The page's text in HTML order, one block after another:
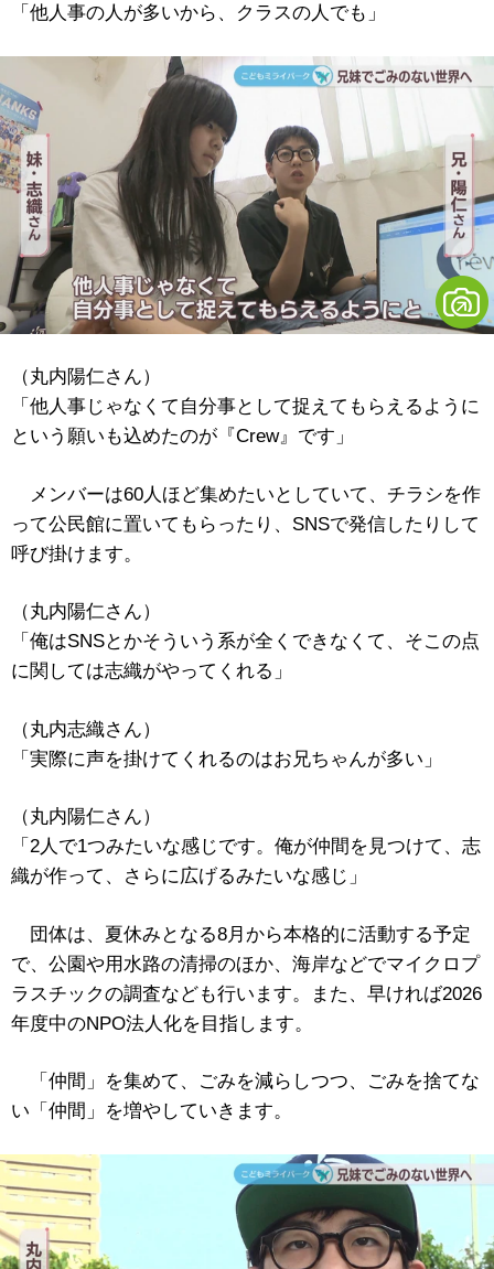
「他人事の人が多いから、クラスの人でも」
（丸内陽仁さん）
「他人事じゃなくて自分事として捉えてもらえるように
という願いも込めたのが『Crew』です」
メンバーは60人ほど集めたいとしていて、チラシを作
って公民館に置いてもらったり、SNSで発信したりして
呼び掛けます。
（丸内陽仁さん）
「俺はSNSとかそういう系が全くできなくて、そこの点
に関しては志織がやってくれる」
（丸内志織さん）
「実際に声を掛けてくれるのはお兄ちゃんが多い」
（丸内陽仁さん）
「2人で1つみたいな感じです。俺が仲間を見つけて、志
織が作って、さらに広げるみたいな感じ」
団体は、夏休みとなる8月から本格的に活動する予定
で、公園や用水路の清掃のほか、海岸などでマイクロプ
ラスチックの調査なども行います。また、早ければ2026
年度中のNPO法人化を目指します。
「仲間」を集めて、ごみを減らしつつ、ごみを捨てな
い「仲間」を増やしていきます。